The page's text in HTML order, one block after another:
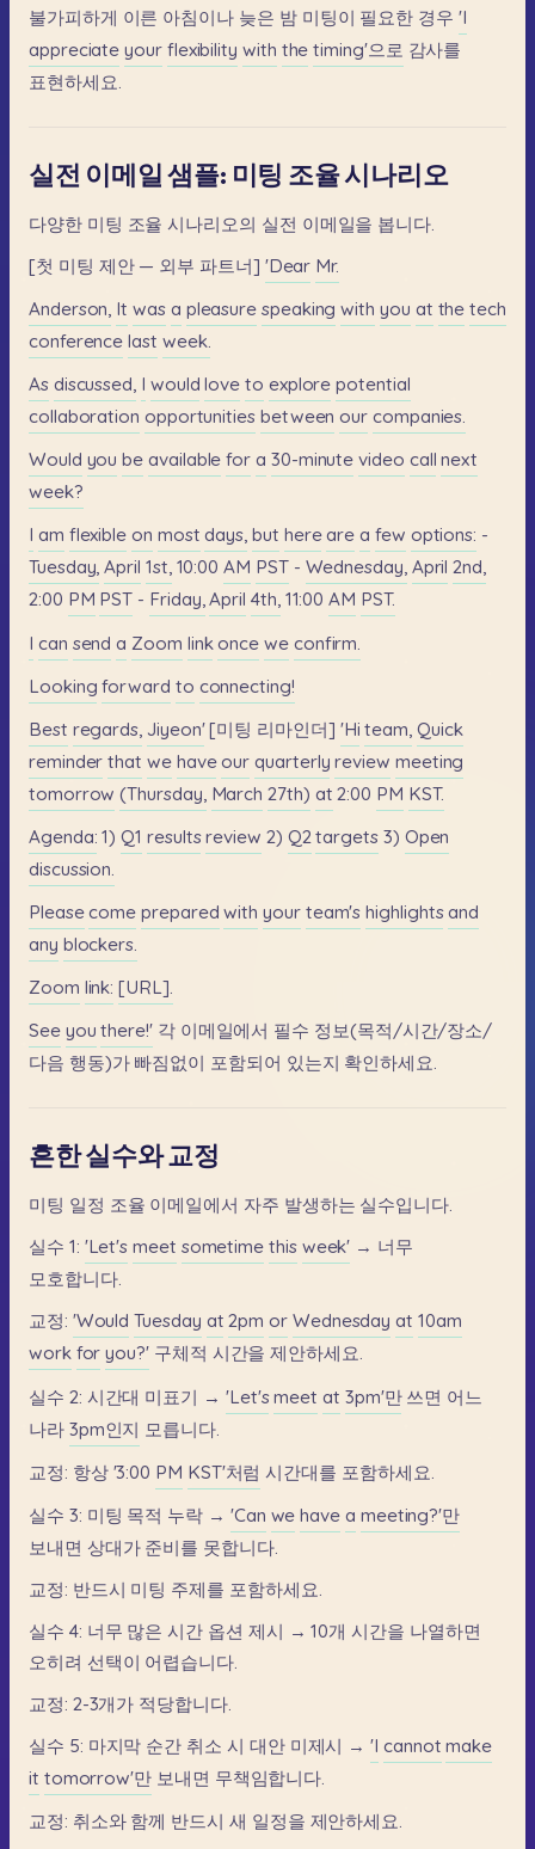
불가피하게 이른 아침이나 늦은 밤 미팅이 필요한 경우 'I
appreciate your flexibility with the timing'으로 감사를
표현하세요.
실전 이메일 샘플: 미팅 조율 시나리오
다양한 미팅 조율 시나리오의 실전 이메일을 봅니다.
[첫 미팅 제안 — 외부 파트너] 'Dear Mr.
Anderson, It was a pleasure speaking with you at the tech
conference last week.
As discussed, I would love to explore potential
collaboration opportunities between our companies.
Would you be available for a 30-minute video call next
week?
I am flexible on most days, but here are a few options: -
Tuesday, April 1st, 10:00 AM PST - Wednesday, April 2nd,
2:00 PM PST - Friday, April 4th, 11:00 AM PST.
I can send a Zoom link once we confirm.
Looking forward to connecting!
Best regards, Jiyeon' [미팅 리마인더] 'Hi team, Quick
reminder that we have our quarterly review meeting
tomorrow (Thursday, March 27th) at 2:00 PM KST.
Agenda: 1) Q1 results review 2) Q2 targets 3) Open
discussion.
Please come prepared with your team's highlights and
any blockers.
Zoom link: [URL].
See you there!' 각 이메일에서 필수 정보(목적/시간/장소/
다음 행동)가 빠짐없이 포함되어 있는지 확인하세요.
흔한 실수와 교정
미팅 일정 조율 이메일에서 자주 발생하는 실수입니다.
실수 1: 'Let's meet sometime this week' → 너무
모호합니다.
교정: 'Would Tuesday at 2pm or Wednesday at 10am
work for you?' 구체적 시간을 제안하세요.
실수 2: 시간대 미표기 → 'Let's meet at 3pm'만 쓰면 어느
나라 3pm인지 모릅니다.
교정: 항상 '3:00 PM KST'처럼 시간대를 포함하세요.
실수 3: 미팅 목적 누락 → 'Can we have a meeting?'만
보내면 상대가 준비를 못합니다.
교정: 반드시 미팅 주제를 포함하세요.
실수 4: 너무 많은 시간 옵션 제시 → 10개 시간을 나열하면
오히려 선택이 어렵습니다.
교정: 2-3개가 적당합니다.
실수 5: 마지막 순간 취소 시 대안 미제시 → 'I cannot make
it tomorrow'만 보내면 무책임합니다.
교정: 취소와 함께 반드시 새 일정을 제안하세요.